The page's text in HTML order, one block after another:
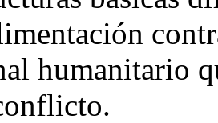
humanitario